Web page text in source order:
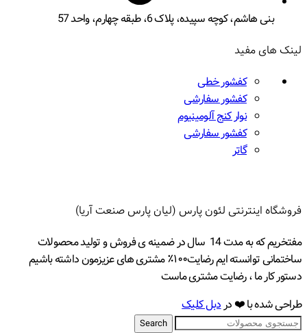
بنی هاشم، کوچه سپیده، پلاک 6، طبقه چهارم، واحد 57
لینک های مفید
کفشور خطی
کفشور سفارشی
نوار کنج آلومینیوم
کفشور سفارشی
گاتر
فروشگاه اینترنتی لئون پارس (لیان پارس صنعت آریا)
مفتخریم که به مدت 14 سال در ضمینه ی فروش و تولید محصولات
ساختمانی توانسته ایم رضایت۱۰۰٪ مشتری های عزیزمون داشته باشیم
دستور کار ما ، رضایت مشتری ماست
طراحی شده با ❤️ دردبل کلیک
Search